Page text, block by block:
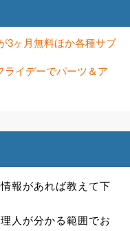
3ヶ月無料ほか各種サブ
ライデーでパーツ＆ア
報があれば教えて下
人が分かる範囲でお